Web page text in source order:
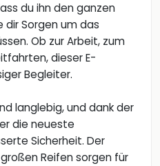
du ihn den ganzen
dir Sorgen um das
Ob zur Arbeit, zum
dieser E-
Begleiter.
langlebig, und dank der
die neueste
Sicherheit. Der
Reifen sorgen für